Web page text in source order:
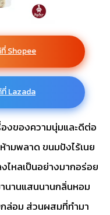
Shopee
ที่ Lazada
งของความนุ่มและดีต่อ
มพลาด ขนมปังไร้เนย
ไหลเป็นอย่างมากอร่อย
นานแสนนานกลิ่นหอม
ล่อม ส่วนผสมที่ทำมา